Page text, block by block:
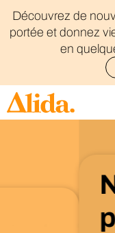
Découvrez de
portée et donnez
en